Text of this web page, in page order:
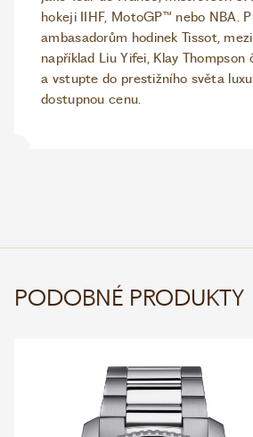
hokeji IIHF, MotoGP™ nebo NBA.
ambasadorům hodinek Tissot,
například Liu Yifei, Klay Thompson
a vstupte do prestižního světa
dostupnou cenu.
PODOBNÉ PRODUKTY